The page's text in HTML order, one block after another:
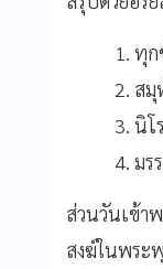
1. ทุกข์ค
2. สมุทัย
3. นิโรธ
4. มรรค
ส่วนวันเข้า
สงฆ์ในพระ